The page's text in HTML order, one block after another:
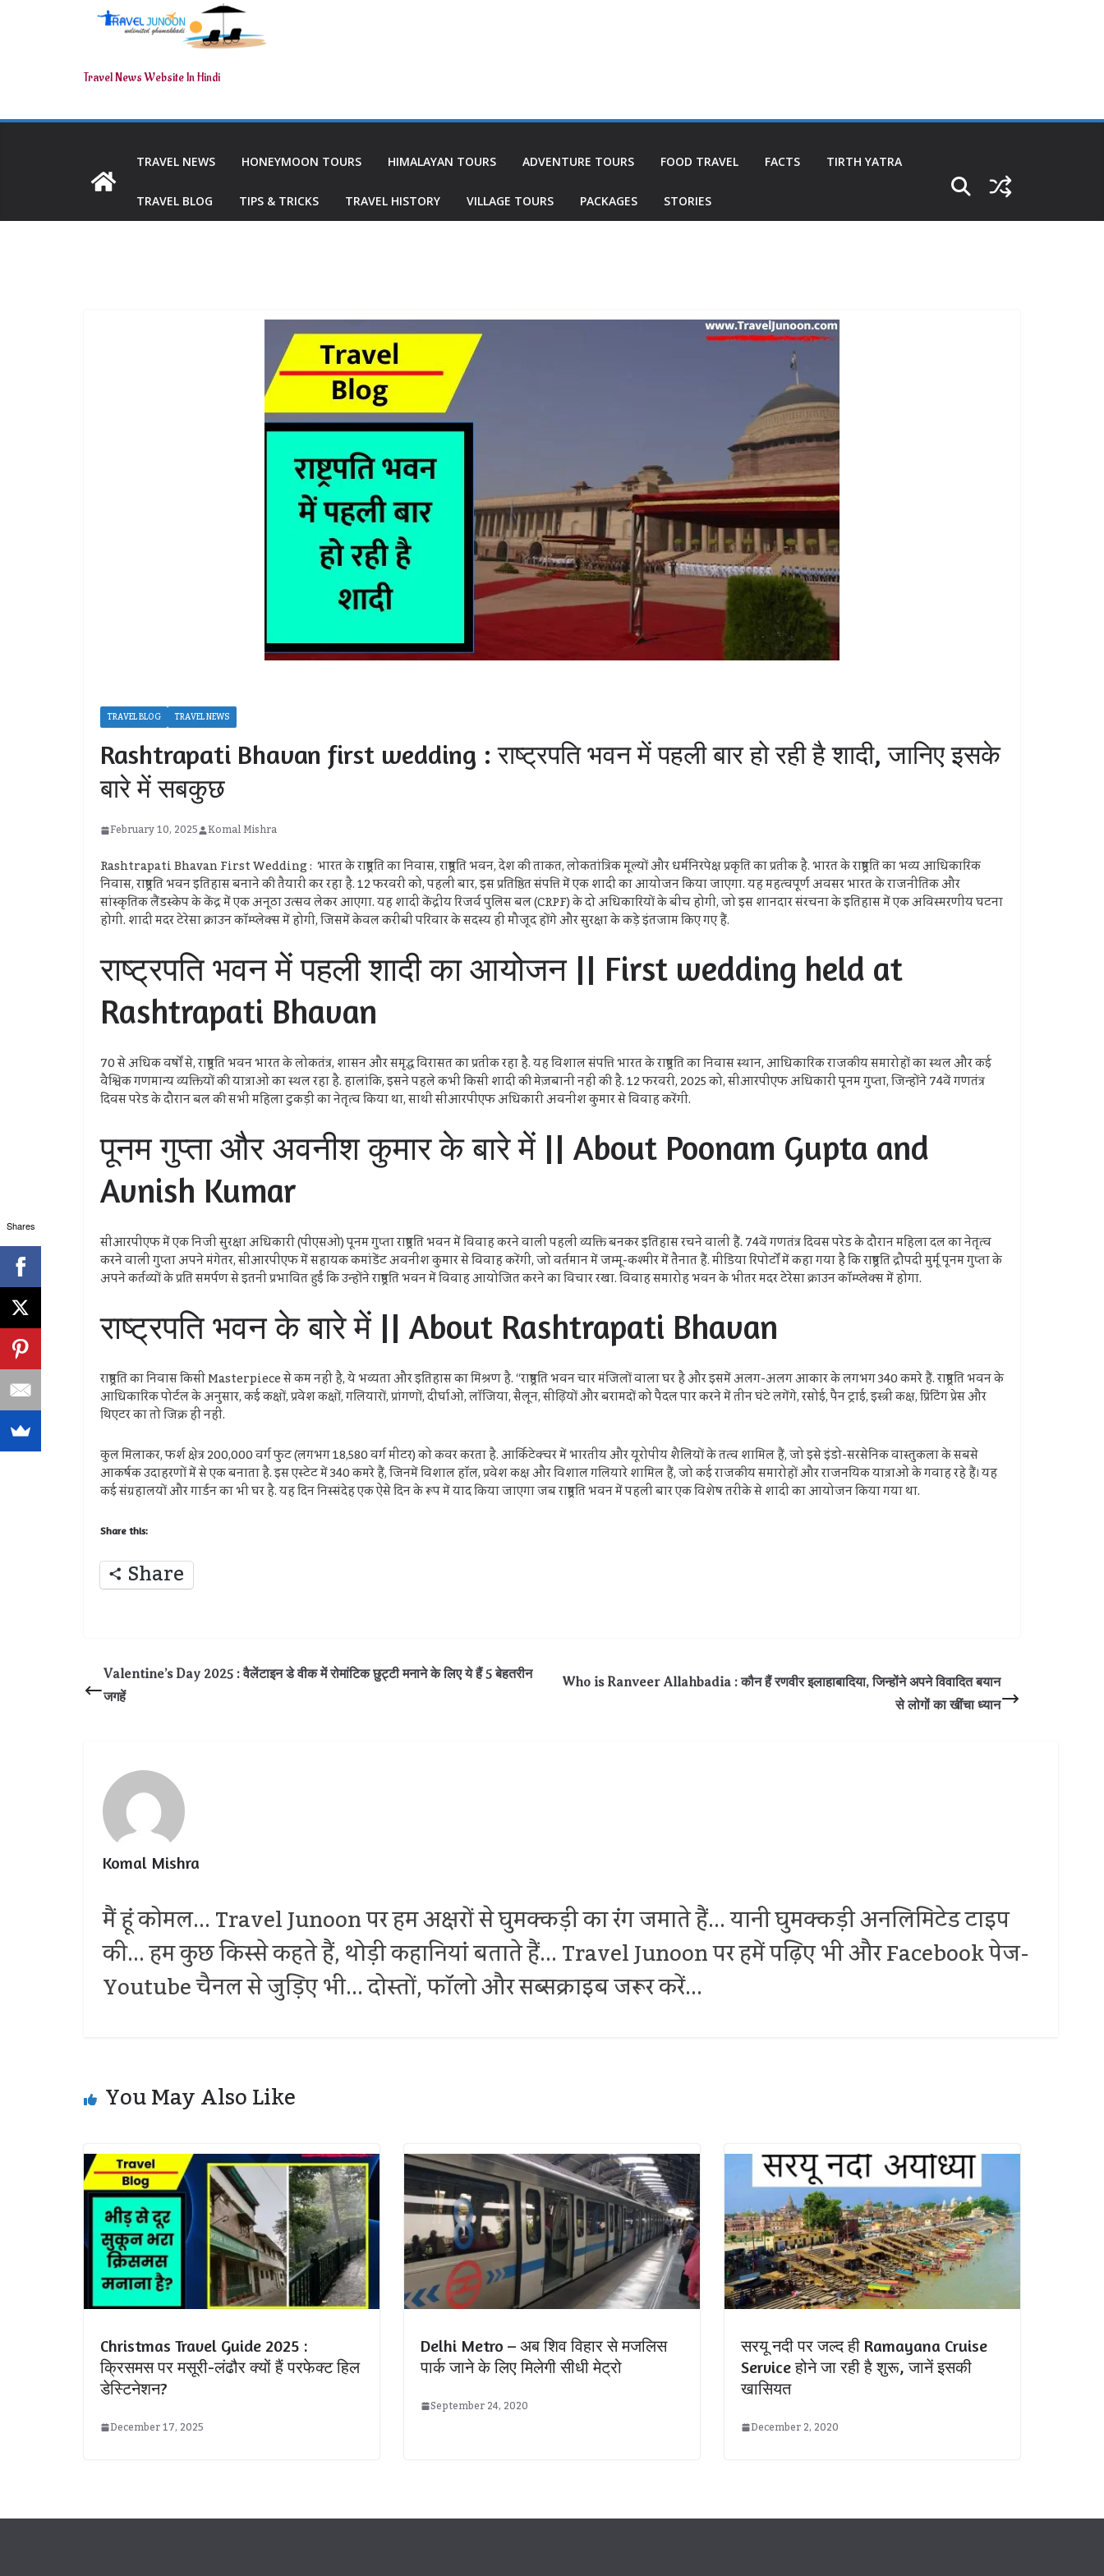
Travel News Website In Hindi
TRAVEL NEWS HONEYMOON TOURS HIMALAYAN TOURS ADVENTURE TOURS FOOD TRAVEL FACTS TIRTH YATRA
TRAVEL BLOG TIPS & TRICKS TRAVEL HISTORY VILLAGE TOURS PACKAGES STORIES
TRAVEL BLOG TRAVEL NEWS
Rashtrapati Bhavan first wedding : राष्ट्रपति भवन में पहली बार हो रही है शादी, जानिए इसके
बारे में सबकुछ
February 10, 2025 Komal Mishra
Rashtrapati Bhavan First Wedding : भारत के राष्ट्रपति का निवास, राष्ट्रपति भवन, देश की ताकत, लोकतांत्रिक मूल्यों और धर्मनिरपेक्ष प्रकृति का प्रतीक है. भारत के राष्ट्रपति का भव्य आधिकारिक
निवास, राष्ट्रपति भवन इतिहास बनाने की तैयारी कर रहा है. 12 फरवरी को, पहली बार, इस प्रतिष्ठित संपत्ति में एक शादी का आयोजन किया जाएगा. यह महत्वपूर्ण अवसर भारत के राजनीतिक और
सांस्कृतिक लैंडस्केप के केंद्र में एक अनूठा उत्सव लेकर आएगा. यह शादी केंद्रीय रिजर्व पुलिस बल (CRPF) के दो अधिकारियों के बीच होगी, जो इस शानदार संरचना के इतिहास में एक अविस्मरणीय घटना
होगी. शादी मदर टेरेसा क्राउन कॉम्प्लेक्स में होगी, जिसमें केवल करीबी परिवार के सदस्य ही मौजूद होंगे और सुरक्षा के कड़े इंतजाम किए गए हैं.
राष्ट्रपति भवन में पहली शादी का आयोजन || First wedding held at
Rashtrapati Bhavan
70 से अधिक वर्षों से, राष्ट्रपति भवन भारत के लोकतंत्र, शासन और समृद्ध विरासत का प्रतीक रहा है. यह विशाल संपत्ति भारत के राष्ट्रपति का निवास स्थान, आधिकारिक राजकीय समारोहों का स्थल और कई
वैश्विक गणमान्य व्यक्तियों की यात्राओं का स्थल रहा है. हालांकि, इसने पहले कभी किसी शादी की मेज़बानी नहीं की है. 12 फरवरी, 2025 को, सीआरपीएफ अधिकारी पूनम गुप्ता, जिन्होंने 74वें गणतंत्र
दिवस परेड के दौरान बल की सभी महिला टुकड़ी का नेतृत्व किया था, साथी सीआरपीएफ अधिकारी अवनीश कुमार से विवाह करेंगी.
पूनम गुप्ता और अवनीश कुमार के बारे में || About Poonam Gupta and
Avnish Kumar
सीआरपीएफ में एक निजी सुरक्षा अधिकारी (पीएसओ) पूनम गुप्ता राष्ट्रपति भवन में विवाह करने वाली पहली व्यक्ति बनकर इतिहास रचने वाली हैं. 74वें गणतंत्र दिवस परेड के दौरान महिला दल का नेतृत्व
करने वाली गुप्ता अपने मंगेतर, सीआरपीएफ में सहायक कमांडेंट अवनीश कुमार से विवाह करेंगी, जो वर्तमान में जम्मू-कश्मीर में तैनात हैं. मीडिया रिपोर्टों में कहा गया है कि राष्ट्रपति द्रौपदी मुर्मू पूनम गुप्ता के
अपने कर्तव्यों के प्रति समर्पण से इतनी प्रभावित हुईं कि उन्होंने राष्ट्रपति भवन में विवाह आयोजित करने का विचार रखा. विवाह समारोह भवन के भीतर मदर टेरेसा क्राउन कॉम्प्लेक्स में होगा.
राष्ट्रपति भवन के बारे में || About Rashtrapati Bhavan
राष्ट्रपति का निवास किसी Masterpiece से कम नहीं है, ये भव्यता और इतिहास का मिश्रण है. “राष्ट्रपति भवन चार मंजिलों वाला घर है और इसमें अलग-अलग आकार के लगभग 340 कमरे हैं. राष्ट्रपति भवन के
आधिकारिक पोर्टल के अनुसार, कई कक्षों, प्रवेश कक्षों, गलियारों, प्रांगणों, दीर्घाओं, लॉजिया, सैलून, सीढ़ियों और बरामदों को पैदल पार करने में तीन घंटे लगेंगे, रसोई, पैन ट्राई, इस्त्री कक्ष, प्रिंटिंग प्रेस और
थिएटर का तो जिक्र ही नहीं.
कुल मिलाकर, फर्श क्षेत्र 200,000 वर्ग फुट (लगभग 18,580 वर्ग मीटर) को कवर करता है. आर्किटेक्चर में भारतीय और यूरोपीय शैलियों के तत्व शामिल हैं, जो इसे इंडो-सरसेनिक वास्तुकला के सबसे
आकर्षक उदाहरणों में से एक बनाता है. इस एस्टेट में 340 कमरे हैं, जिनमें विशाल हॉल, प्रवेश कक्ष और विशाल गलियारे शामिल हैं, जो कई राजकीय समारोहों और राजनयिक यात्राओं के गवाह रहे हैं। यह
कई संग्रहालयों और गार्डन का भी घर है. यह दिन निस्संदेह एक ऐसे दिन के रूप में याद किया जाएगा जब राष्ट्रपति भवन में पहली बार एक विशेष तरीके से शादी का आयोजन किया गया था.
Share this:
Share
Valentine’s Day 2025 : वैलेंटाइन डे वीक में रोमांटिक छुट्टी मनाने के लिए ये हैं 5 बेहतरीन
जगहें
Who is Ranveer Allahbadia : कौन हैं रणवीर इलाहाबादिया, जिन्होंने अपने विवादित बयान
से लोगों का खींचा ध्यान
Komal Mishra
मैं हूं कोमल... Travel Junoon पर हम अक्षरों से घुमक्कड़ी का रंग जमाते हैं... यानी घुमक्कड़ी अनलिमिटेड टाइप
की... हम कुछ किस्से कहते हैं, थोड़ी कहानियां बताते हैं... Travel Junoon पर हमें पढ़िए भी और Facebook पेज-
Youtube चैनल से जुड़िए भी... दोस्तों, फॉलो और सब्सक्राइब जरूर करें...
You May Also Like
Christmas Travel Guide 2025 :
क्रिसमस पर मसूरी-लंढौर क्यों हैं परफेक्ट हिल
डेस्टिनेशन?
December 17, 2025
Delhi Metro – अब शिव विहार से मजलिस
पार्क जाने के लिए मिलेगी सीधी मेट्रो
September 24, 2020
सरयू नदी पर जल्द ही Ramayana Cruise
Service होने जा रही है शुरू, जानें इसकी
खासियत
December 2, 2020
Shares